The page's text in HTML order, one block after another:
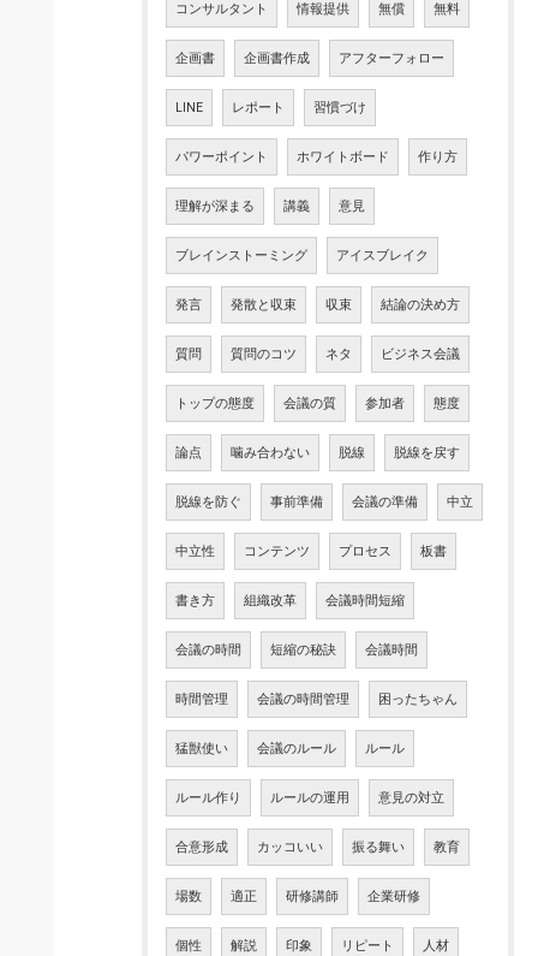
コンサルタント 情報提供 無償 無料
企画書 企画書作成 アフターフォロー
LINE レポート 習慣づけ
パワーポイント ホワイトボード 作り方
理解が深まる 講義 意見
ブレインストーミング アイスブレイク
発言 発散と収束 収束 結論の決め方
質問 質問のコツ ネタ ビジネス会議
トップの態度 会議の質 参加者 態度
論点 噛み合わない 脱線 脱線を戻す
脱線を防ぐ 事前準備 会議の準備 中立
中立性 コンテンツ プロセス 板書
書き方 組織改革 会議時間短縮
会議の時間 短縮の秘訣 会議時間
時間管理 会議の時間管理 困ったちゃん
猛獣使い 会議のルール ルール
ルール作り ルールの運用 意見の対立
合意形成 カッコいい 振る舞い 教育
場数 適正 研修講師 企業研修
個性 解説 印象 リピート 人材